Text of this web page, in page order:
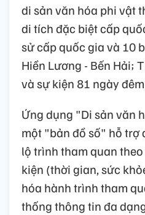
di sản văn hóa phi vật
di tích đặc biệt cấp
sử cấp quốc gia và 10
Hiền Lương - Bến Hải;
và sự kiện 81 ngày
Ứng dụng "Di sản văn
một "bản đồ số" hỗ trợ
lộ trình tham quan
kiện (thời gian, sức
hóa hành trình tham
thống thông tin đa